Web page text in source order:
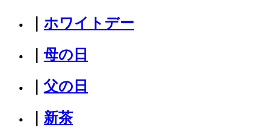
ホワイトデー
母の日
父の日
新茶